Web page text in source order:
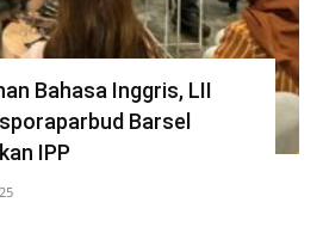
Bahasa Inggris, LII
Barsel
IPP